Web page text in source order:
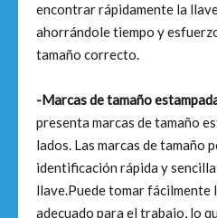
encontrar rápidamente la
ahorrándole tiempo y
tamaño correcto.
-Marcas de tamaño
presenta marcas de tamaño
lados. Las marcas de tamaño
identificación rápida y
llave.Puede tomar fácilmente
adecuado para el trabajo, lo